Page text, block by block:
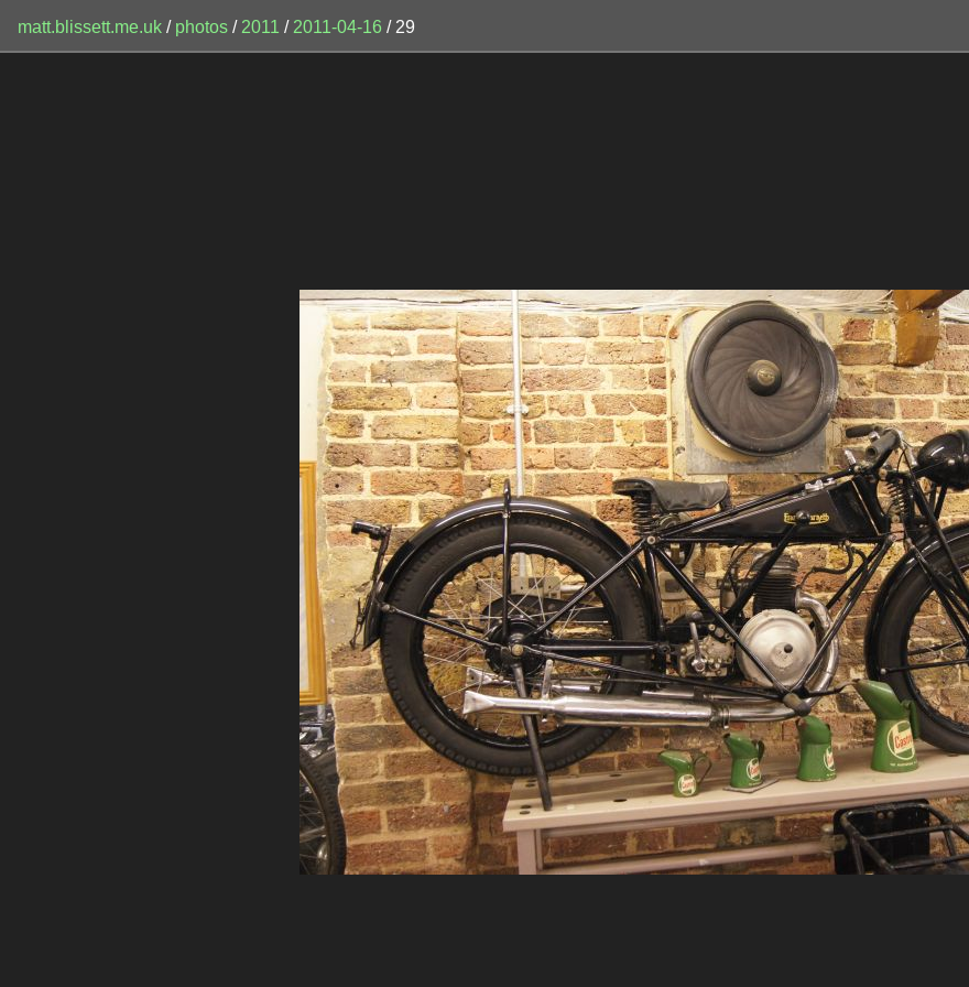
matt.blissett.me.uk / photos / 2011 / 2011-04-16 / 29